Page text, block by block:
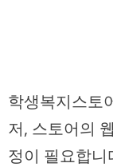
학생복지스토
저, 스토어의
정이 필요합